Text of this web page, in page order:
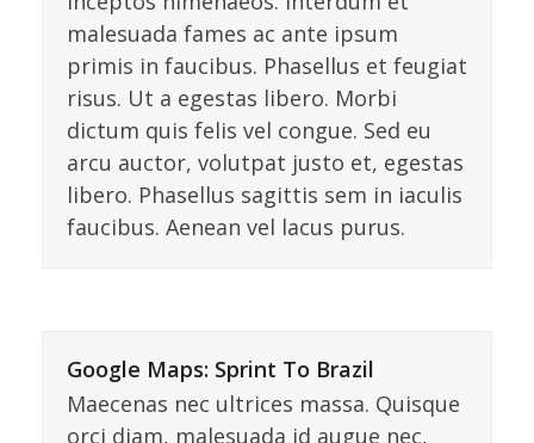
malesuada fames ac ante ipsum
primis in faucibus. Phasellus et feugiat
risus. Ut a egestas libero. Morbi
dictum quis felis vel congue. Sed eu
arcu auctor, volutpat justo et, egestas
libero. Phasellus sagittis sem in iaculis
faucibus. Aenean vel lacus purus.
Google Maps: Sprint To Brazil
Maecenas nec ultrices massa. Quisque
orci diam, malesuada id augue nec,